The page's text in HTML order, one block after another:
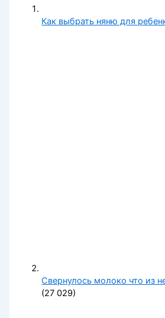
Как выбрать няню для
Свернулось молоко что из
(27 029)